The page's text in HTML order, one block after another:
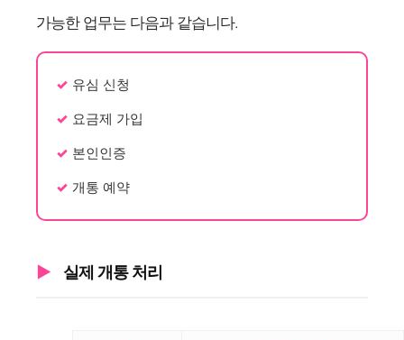
가능한 업무는 다음과 같습니다.
유심 신청
요금제 가입
본인인증
개통 예약
실제 개통 처리